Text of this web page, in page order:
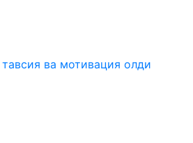
ва мотивация олди